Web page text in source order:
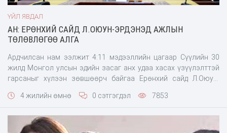
ҮЙЛ ЯВДАЛ
АН: ЕРӨНХИЙ САЙД Л.ОЮУН-ЭРДЭНЭД АЖЛЫН
ТӨЛӨВЛӨГӨӨ АЛГА
Ардчилсан нам ээлжит 4:11 мэдээллийн цагаар Сүүлийн 30
жилд Монгол улсын эдийн засаг анх удаа хасах үзүүлэлттэй
гарсаныг хүлээн зөвшөөрч байгаа Ерөнхий сайд Л.Оюун-
хэлэлцээрт даруй орохыг АН аас, уриалж мэдэгдэл хийлээ.
4 жилийн өмнө 0 сэтгэгдэл 7853